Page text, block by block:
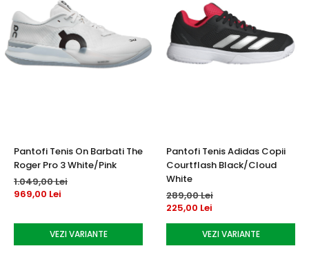
Pantofi Tenis On Barbati The
Roger Pro 3 White/Pink
1.049,00 Lei
969,00 Lei
VEZI VARIANTE
Pantofi Tenis Adidas Copii
Courtflash Black/Cloud
White
289,00 Lei
225,00 Lei
VEZI VARIANTE